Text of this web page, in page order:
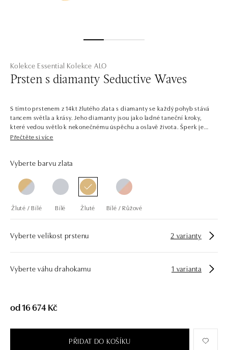
Kolekce Essential Kolekce ALO
Prsten s diamanty Seductive Waves
S tímto prstenem z 14kt žlutého zlata s diamanty se každý pohyb stává
tancem světla a krásy. Jeho diamanty jsou jako ladné taneční kroky,
které vedou světlo k nekonečnému úspěchu a oslavě života. Šperk je
součástí kolekce Essential.
elegantní a dají se do nekonečna kombinovat. Náušnice, náhrdelníky a
barvy zlata a jemných diamantů. Není tedy divu, že tato kolekce je
dlouhodobě tou nejoblíbenější.
Společnost ALO diamonds vyrábí v Čechách šperky z diamantů a
drahých kamenů už téměř 30 let. Každý šperk je tak originál a je také
zásnubní prsten nebo diamantový náramek či náhrdelník, nedarujete s
Přečtěte si více
Vyberte barvu zlata
Žluté / Bílé Bílé Žluté Bílé / Růžové
Vyberte velikost prstenu 2 varianty
Vyberte váhu drahokamu 1 varianta
od 16 674 Kč
PŘIDAT DO KOŠÍKU